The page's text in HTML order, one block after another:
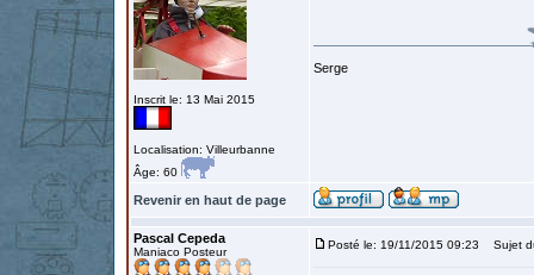
Inscrit le: 13 Mai 2015
Localisation: Villeurbanne
Âge: 60
Serge
Revenir en haut de page
Pascal Cepeda
Maniaco Posteur
Posté le: 19/11/2015 09:23 Sujet